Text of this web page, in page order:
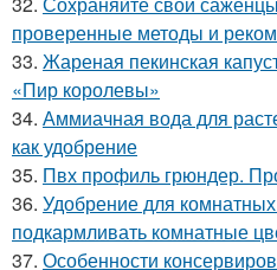
проверенные методы и
33. Жареная пекинская
«Пир королевы»
34. Аммиачная вода для
как удобрение
35. Пвх профиль грюндер.
36. Удобрение для
подкармливать комнатные
37. Особенности